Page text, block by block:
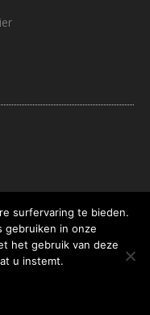
surfervaring te bieden.
gebruiken in onze
het gebruik van deze
u instemt.